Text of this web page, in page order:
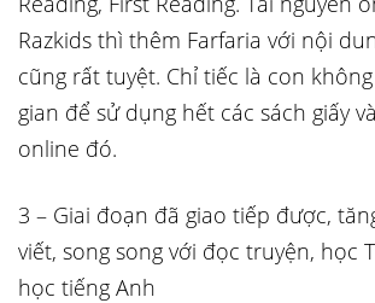
Razkids thì thêm Farfaria với nội
cũng rất tuyệt. Chỉ tiếc là con
gian để sử dụng hết các sách giấy
online đó.
3 – Giai đoạn đã giao tiếp được,
viết, song song với đọc truyện, học
học tiếng Anh